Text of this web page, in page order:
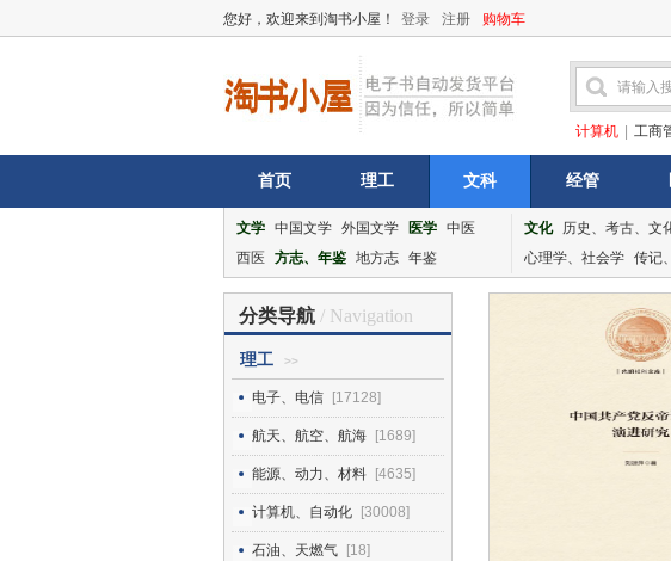
您好，欢迎来到淘书小屋！ 登录 注册 购物车
计算机 工商
首页 理工 文科 经管
文学 中国文学 外国文学 医学 中医
西医
方志、年鉴 地方志 年鉴
文化 历史、考古、文
心理学、社会学 传记
分类导航 / Navigation
理工 >>
电子、电信 [17128]
航天、航空、航海 [1689]
能源、动力、材料 [4635]
计算机、自动化 [30008]
石油、天燃气 [18]